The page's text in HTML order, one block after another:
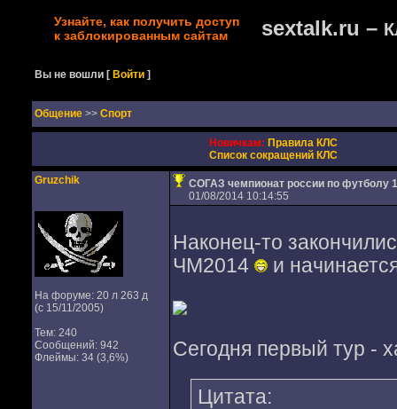
Узнайте, как получить доступ
к заблокированным сайтам
sextalk.ru –
Вы не вошли [Войти ]
Oбщение >> Спорт
Новичкам: Правила КЛС
Список сокращений КЛС
Gruzchik
На форуме: 20 л 263 д
(с 15/11/2005)
Тем: 240
Сообщений: 942
Флеймы: 34 (3,6%)
СОГАЗ чемпионат россии по футболу
01/08/2014 10:14:55
Наконец-то
ЧМ2014
и
Сегодня первый тур -
Цитата: